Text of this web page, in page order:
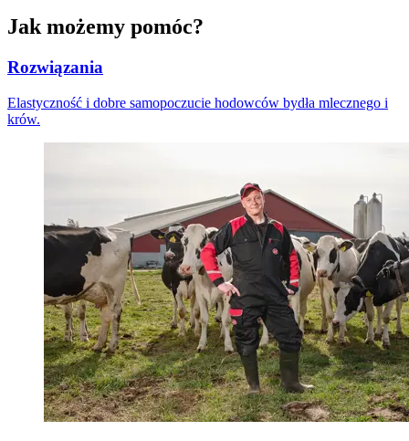
Jak możemy pomóc?
Rozwiązania
Elastyczność i dobre samopoczucie hodowców bydła mlecznego i
krów.